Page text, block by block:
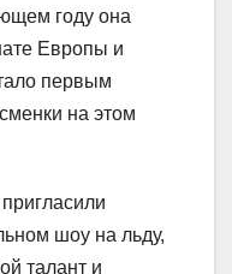
году она
Европы и
первым
на этом
шоу на льду,
талант и